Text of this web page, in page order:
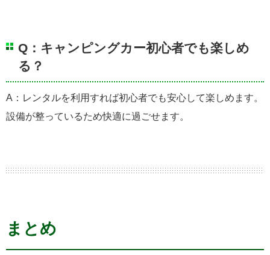
Q：キャンピングカー初心者でも楽しめ
る？
A：レンタルを利用すれば初心者でも安心して楽しめます。
設備が整っているため快適に過ごせます。
まとめ